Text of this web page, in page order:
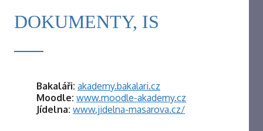
DOKUMENTY, IS
Bakaláři: akademy.bakalari.cz
Moodle: www.moodle-akademy.cz
Jídelna: www.jidelna-masarova.cz/